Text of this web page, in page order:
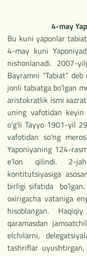
4-may
Bu kuni yaponlar
4-may kuni
nishonlanadi. 2007-
Bayramni "Tabiat”
jonli tabiatga bo’lgan
aristokratlik ismi
uning vafotidan keyin
o’g’li Tayyo 1901-yil
vafotidan so’ng
Yaponiyaning 124-
e’lon qilindi. 2-
kontitutsiyasiga
birligi sifatida
oxirigacha vataniga
hisoblangan.
qaramasdan
elchilarni,
tashriflar uyushtirgan,